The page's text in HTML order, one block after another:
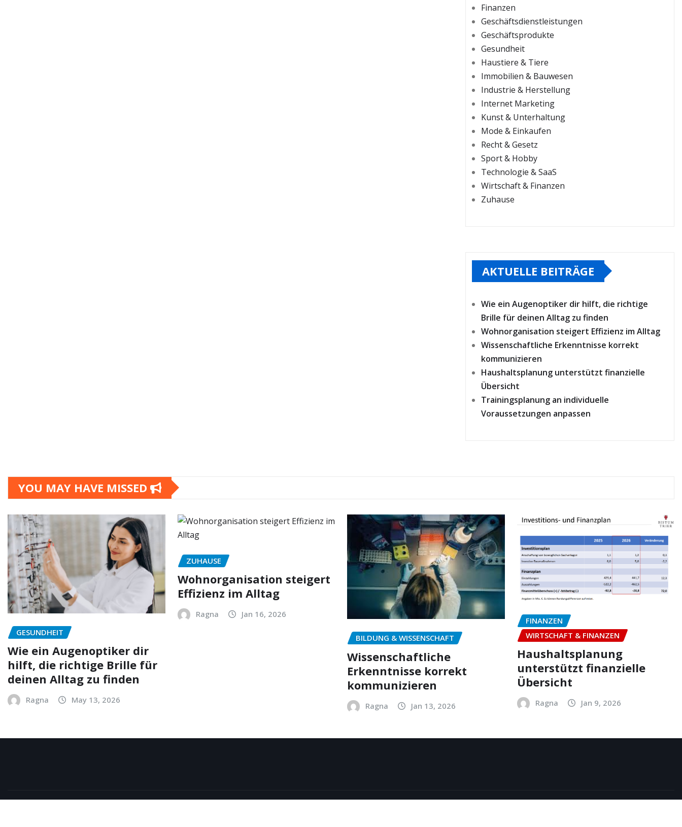
Finanzen
Geschäftsdienstleistungen
Geschäftsprodukte
Gesundheit
Haustiere & Tiere
Immobilien & Bauwesen
Industrie & Herstellung
Internet Marketing
Kunst & Unterhaltung
Mode & Einkaufen
Recht & Gesetz
Sport & Hobby
Technologie & SaaS
Wirtschaft & Finanzen
Zuhause
AKTUELLE BEITRÄGE
Wie ein Augenoptiker dir hilft, die richtige
Brille für deinen Alltag zu finden
Wohnorganisation steigert Effizienz im Alltag
Wissenschaftliche Erkenntnisse korrekt
kommunizieren
Haushaltsplanung unterstützt finanzielle
Übersicht
Trainingsplanung an individuelle
Voraussetzungen anpassen
YOU MAY HAVE MISSED
GESUNDHEIT
Wie ein Augenoptiker dir
hilft, die richtige Brille für
deinen Alltag zu finden
Ragna May 13, 2026
ZUHAUSE
Wohnorganisation steigert
Effizienz im Alltag
Ragna Jan 16, 2026
BILDUNG & WISSENSCHAFT
Wissenschaftliche
Erkenntnisse korrekt
kommunizieren
Ragna Jan 13, 2026
FINANZEN
WIRTSCHAFT & FINANZEN
Haushaltsplanung
unterstützt finanzielle
Übersicht
Ragna Jan 9, 2026